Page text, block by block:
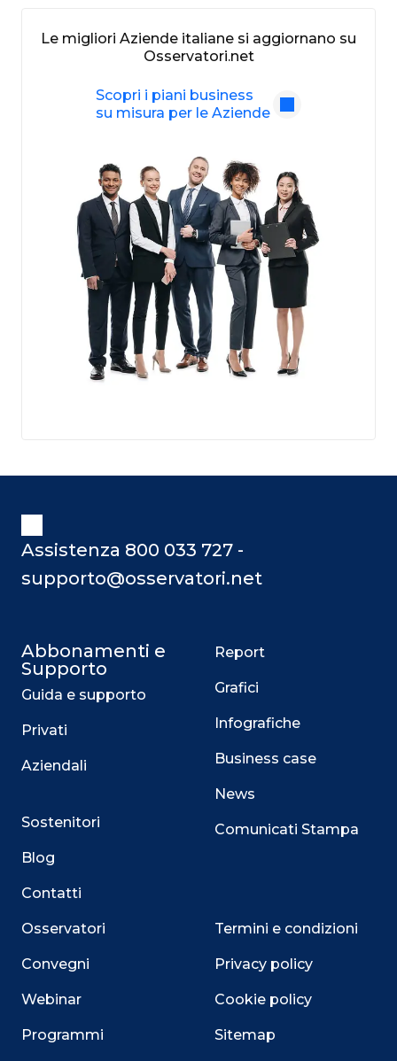
Le migliori Aziende italiane si aggiornano su
Osservatori.net
Scopri i piani business
su misura per le Aziende
Assistenza 800 033 727 -
supporto@osservatori.net
Abbonamenti e
Supporto
Guida e supporto
Privati
Aziendali
Sostenitori
Blog
Contatti
Osservatori
Convegni
Webinar
Programmi
Report
Grafici
Infografiche
Business case
News
Comunicati Stampa
Termini e condizioni
Privacy policy
Cookie policy
Sitemap